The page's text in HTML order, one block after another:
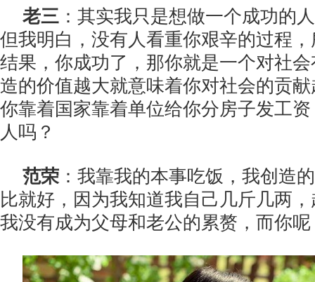
老三 ：其实我只是想做一个成功的
但我明白，没有人看重你艰辛的过程
结果，你成功了，那你就是一个对社
造的价值越大就意味着你对社会的贡
你靠着国家靠着单位给你分房子发工
人吗？
范荣 ：我靠我的本事吃饭，我创造
比就好，因为我知道我自己几斤几两
我没有成为父母和老公的累赘，而你呢